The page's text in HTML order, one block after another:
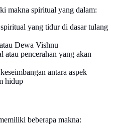
makna spiritual yang dalam:
yang tidur di dasar tulang
Dewa Vishnu
atau pencerahan yang akan
antara aspek
hidup
beberapa makna: